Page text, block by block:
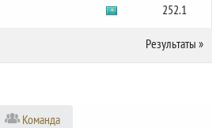
252.1
Результаты »
Команда